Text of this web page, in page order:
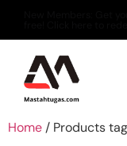
Home / Products